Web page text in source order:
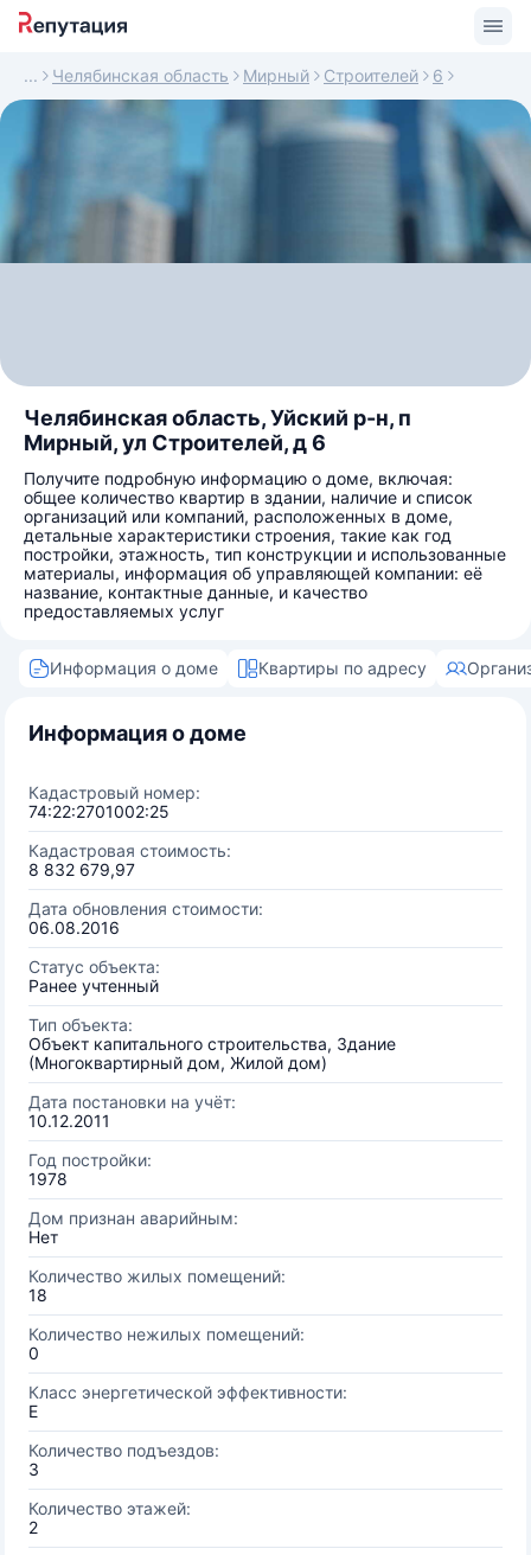
Челябинская область Мирный Строителей 6
Челябинская область, Уйский р-н, п
Мирный, ул Строителей, д 6
Получите подробную информацию о доме, включая:
общее количество квартир в здании, наличие и список
организаций или компаний, расположенных в доме,
детальные характеристики строения, такие как год
постройки, этажность, тип конструкции и использованные
материалы, информация об управляющей компании: её
название, контактные данные, и качество
предоставляемых услуг
Информация о доме Квартиры по адресу
Информация о доме
Кадастровый номер:
74:22:2701002:25
Кадастровая стоимость:
8 832 679,97
Дата обновления стоимости:
06.08.2016
Статус объекта:
Ранее учтенный
Тип объекта:
Объект капитального строительства, Здание
(Многоквартирный дом, Жилой дом)
Дата постановки на учёт:
10.12.2011
Год постройки:
1978
Дом признан аварийным:
Нет
Количество жилых помещений:
18
Количество нежилых помещений:
0
Класс энергетической эффективности:
E
Количество подъездов:
3
Количество этажей:
2